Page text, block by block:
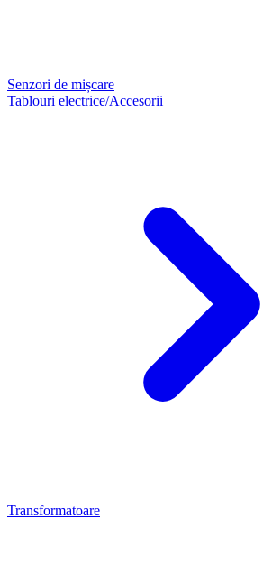
Senzori de mișcare
Tablouri electrice/Accesorii
Transformatoare